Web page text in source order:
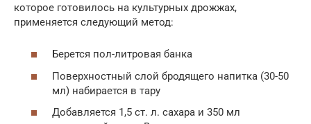
которое готовилось на культурных дрожжах,
применяется следующий метод:
Берется пол-литровая банка
Поверхностный слой бродящего напитка (30-50
мл) набирается в тару
Добавляется 1,5 ст. л. сахара и 350 мл